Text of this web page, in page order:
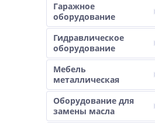
Гаражное
оборудование
Гидравлическое
оборудование
Мебель
металлическая
Оборудование для
замены масла